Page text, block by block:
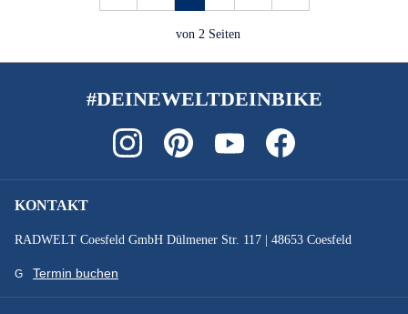
von 2 Seiten
#DEINEWELTDEINBIKE
KONTAKT
RADWELT Coesfeld GmbH Dülmener Str. 117 | 48653 Coesfeld
Termin buchen